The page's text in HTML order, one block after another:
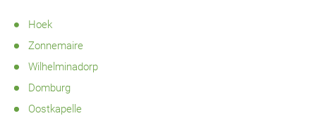
Hoek
Zonnemaire
Wilhelminadorp
Domburg
Oostkapelle